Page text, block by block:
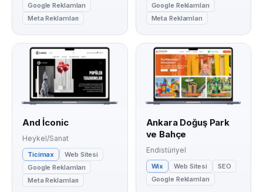
Google Reklamları
Meta Reklamları
Google Reklamları
Meta Reklamları
And İconic
Heykel/Sanat
Ticimax
Web Sitesi
Google Reklamları
Meta Reklamları
Ankara Doğuş Park
ve Bahçe
Endistüriyel
Wix Web Sitesi
SEO
Google Reklamları